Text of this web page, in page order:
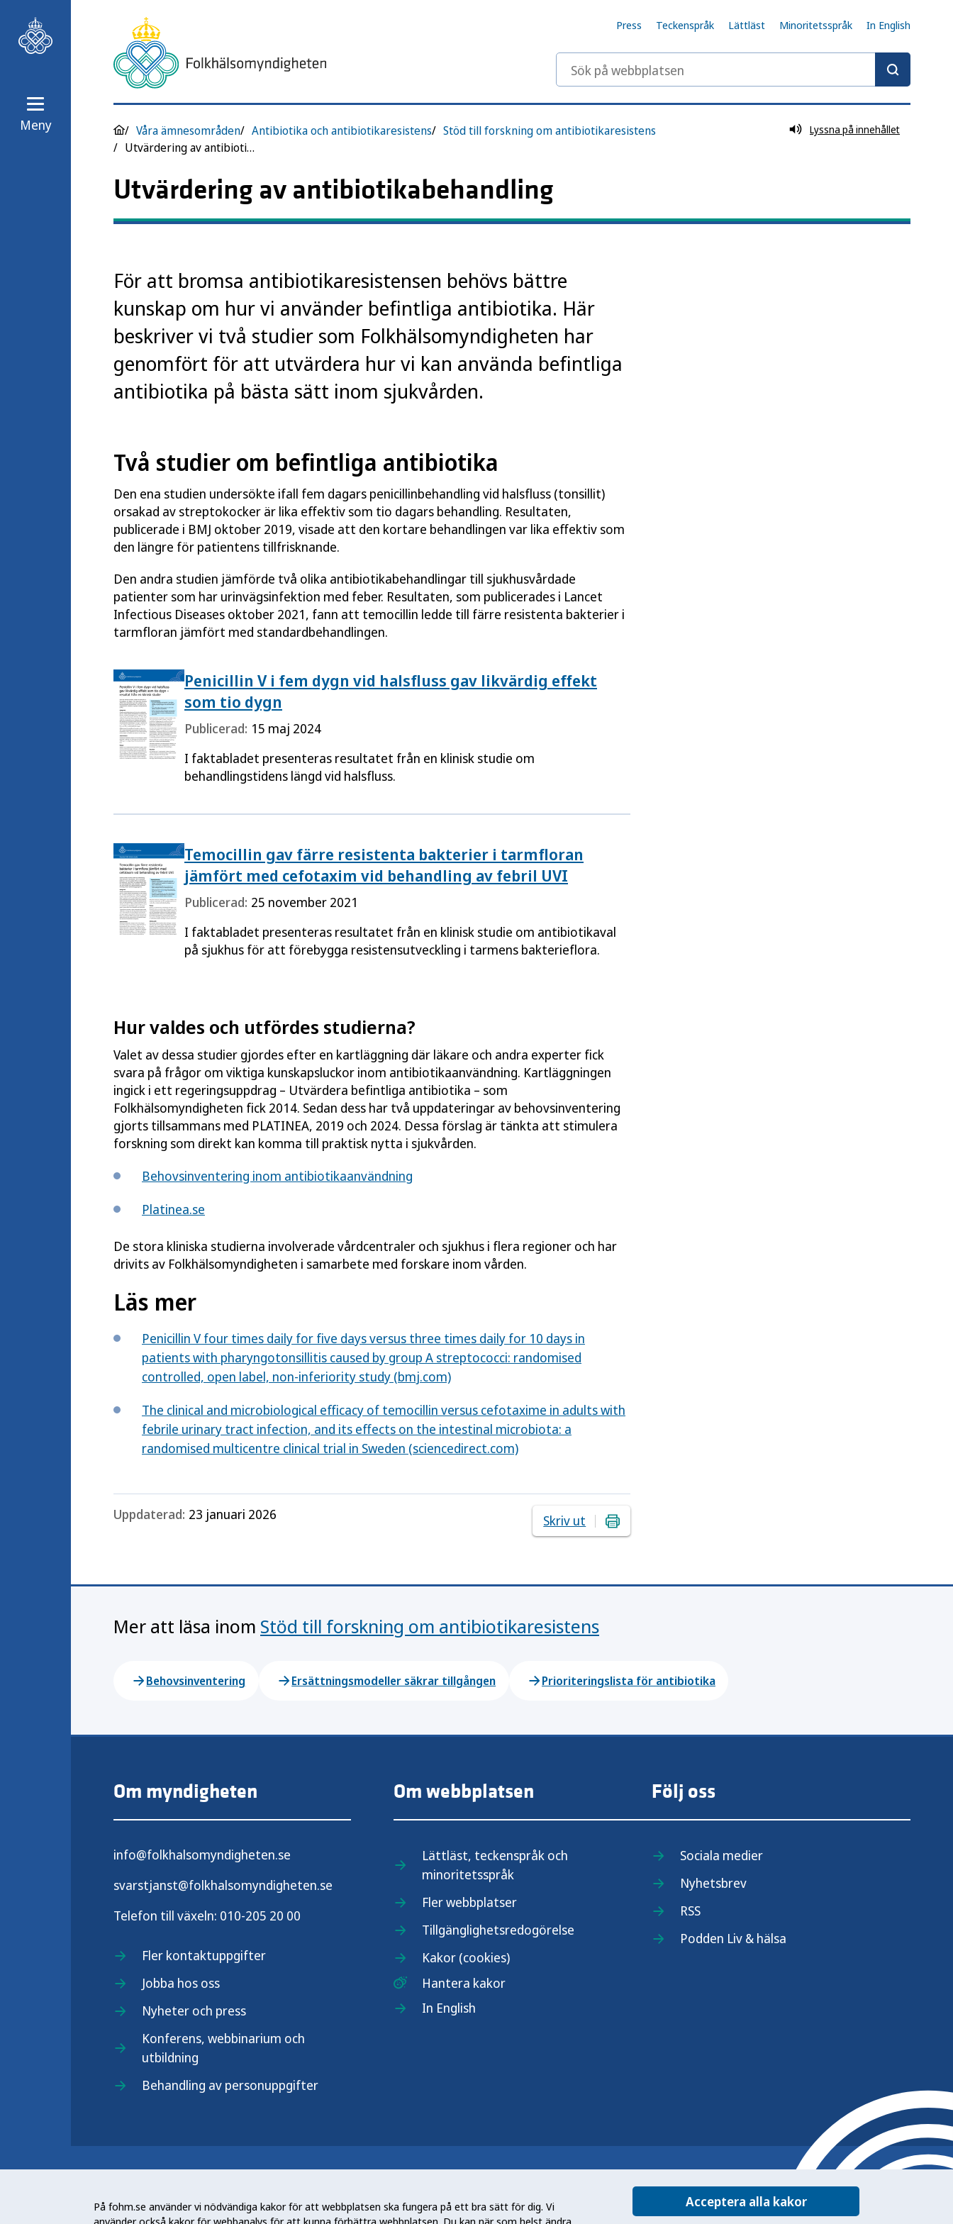
På fohm.se använder vi nödvändiga kakor för att webbplatsen ska fungera på ett bra sätt för dig. Vi
använder också kakor för webbanalys för att kunna förbättra webbplatsen. Du kan när som helst ändra
Acceptera alla kakor
Meny
Press Teckenspråk Lättläst Minoritetsspråk In English
Sök på webbplatsen
Våra ämnesområden Antibiotika och antibiotikaresistens
Stöd till forskning om antibiotikaresistens
Utvärdering av antibiotikabehandling
Lyssna på innehållet
Utvärdering av antibiotikabehandling
För att bromsa antibiotikaresistensen behövs bättre
kunskap om hur vi använder befintliga antibiotika. Här
beskriver vi två studier som Folkhälsomyndigheten har
genomfört för att utvärdera hur vi kan använda befintliga
antibiotika på bästa sätt inom sjukvården.
Två studier om befintliga antibiotika
Den ena studien undersökte ifall fem dagars penicillinbehandling vid halsfluss (tonsillit)
orsakad av streptokocker är lika effektiv som tio dagars behandling. Resultaten,
publicerade i BMJ oktober 2019, visade att den kortare behandlingen var lika effektiv som
den längre för patientens tillfrisknande.
Den andra studien jämförde två olika antibiotikabehandlingar till sjukhusvårdade
patienter som har urinvägsinfektion med feber. Resultaten, som publicerades i Lancet
Infectious Diseases oktober 2021, fann att temocillin ledde till färre resistenta bakterier i
tarmfloran jämfört med standardbehandlingen.
Penicillin V i fem dygn vid halsfluss gav likvärdig effekt
som tio dygn
Publicerad: 15 maj 2024
I faktabladet presenteras resultatet från en klinisk studie om
behandlingstidens längd vid halsfluss.
Temocillin gav färre resistenta bakterier i tarmfloran
jämfört med cefotaxim vid behandling av febril UVI
Publicerad: 25 november 2021
I faktabladet presenteras resultatet från en klinisk studie om antibiotikaval
på sjukhus för att förebygga resistensutveckling i tarmens bakterieflora.
Hur valdes och utfördes studierna?
Valet av dessa studier gjordes efter en kartläggning där läkare och andra experter fick
svara på frågor om viktiga kunskapsluckor inom antibiotikaanvändning. Kartläggningen
ingick i ett regeringsuppdrag – Utvärdera befintliga antibiotika – som
Folkhälsomyndigheten fick 2014. Sedan dess har två uppdateringar av behovsinventering
gjorts tillsammans med PLATINEA, 2019 och 2024. Dessa förslag är tänkta att stimulera
forskning som direkt kan komma till praktisk nytta i sjukvården.
Behovsinventering inom antibiotikaanvändning
Platinea.se
De stora kliniska studierna involverade vårdcentraler och sjukhus i flera regioner och har
drivits av Folkhälsomyndigheten i samarbete med forskare inom vården.
Läs mer
Penicillin V four times daily for five days versus three times daily for 10 days in
patients with pharyngotonsillitis caused by group A streptococci: randomised
controlled, open label, non-inferiority study (bmj.com)
The clinical and microbiological efficacy of temocillin versus cefotaxime in adults with
febrile urinary tract infection, and its effects on the intestinal microbiota: a
randomised multicentre clinical trial in Sweden (sciencedirect.com)
Uppdaterad: 23 januari 2026 Skriv ut
Mer att läsa inom Stöd till forskning om antibiotikaresistens
Behovsinventering Ersättningsmodeller säkrar tillgången Prioriteringslista för antibiotika
Om myndigheten
info@folkhalsomyndigheten.se
svarstjanst@folkhalsomyndigheten.se
Telefon till växeln: 010-205 20 00
Fler kontaktuppgifter
Jobba hos oss
Nyheter och press
Konferens, webbinarium och
utbildning
Behandling av personuppgifter
Om webbplatsen
Lättläst, teckenspråk och
minoritetsspråk
Fler webbplatser
Tillgänglighetsredogörelse
Kakor (cookies)
Hantera kakor
In English
Följ oss
Sociala medier
Nyhetsbrev
RSS
Podden Liv & hälsa
arbetar för en bättre folkhälsa. Det gör myndigheten genom att utveckla
och stödja samhällets arbete med att främja hälsa, förebygga ohälsa och